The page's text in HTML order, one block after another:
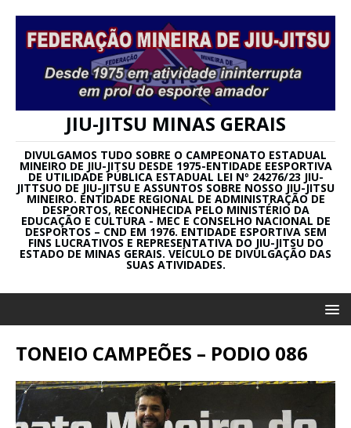
JIU-JITSU MINAS GERAIS
DIVULGAMOS TUDO SOBRE O CAMPEONATO ESTADUAL
MINEIRO DE JIU-JITSU DESDE 1975-ENTIDADE EESPORTIVA
DE UTILIDADE PÚBLICA ESTADUAL LEI Nº 24276/23 JIU-
JITTSUO DE JIU-JITSU E ASSUNTOS SOBRE NOSSO JIU-JITSU
MINEIRO. ENTIDADE REGIONAL DE ADMINISTRAÇÃO DE
DESPORTOS, RECONHECIDA PELO MINISTÉRIO DA
EDUCAÇÃO E CULTURA - MEC E CONSELHO NACIONAL DE
DESPORTOS – CND EM 1976. ENTIDADE ESPORTIVA SEM
FINS LUCRATIVOS E REPRESENTATIVA DO JIU-JITSU DO
ESTADO DE MINAS GERAIS. VEÍCULO DE DIVULGAÇÃO DAS
SUAS ATIVIDADES.
TONEIO CAMPEÕES – PODIO 086